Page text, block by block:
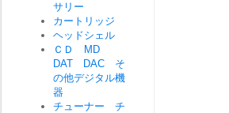
サリー
カートリッジ
ヘッドシェル
ＣＤ MD
DAT DAC そ
の他デジタル機
器
チューナー チ